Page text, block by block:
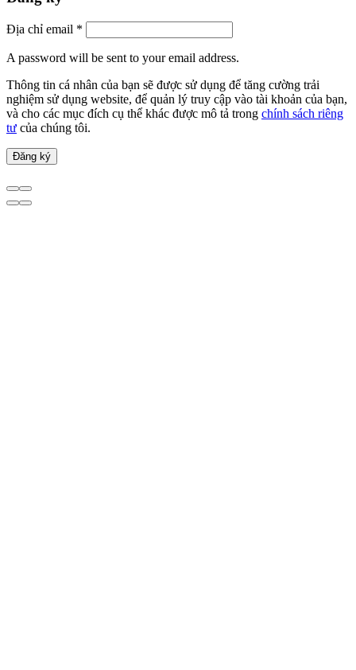
Địa chỉ email *
A password will be sent to your email address.
Thông tin cá nhân của bạn sẽ được sử dụng để tăng cường trải
nghiệm sử dụng website, để quản lý truy cập vào tài khoản của bạn,
và cho các mục đích cụ thể khác được mô tả trong chính sách riêng
tư của chúng tôi.
Đăng ký